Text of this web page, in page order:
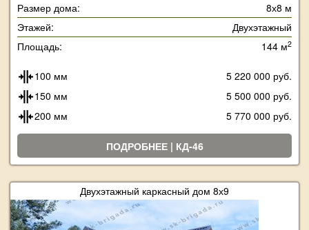
Размер дома:
8х8 м
Этажей:
Двухэтажный
Площадь:
144 м2
100 мм
5 220 000 руб.
150 мм
5 500 000 руб.
200 мм
5 770 000 руб.
ПОДРОБНЕЕ | КД-46
Двухэтажный каркасный дом 8х9